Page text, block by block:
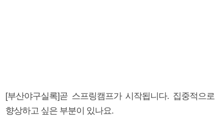
[부산야구실록]곧 스프링캠프가 시작됩니다. 집중적으로
향상하고 싶은 부분이 있나요.